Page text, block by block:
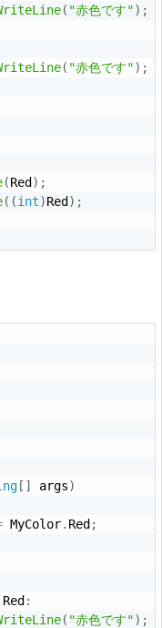
( "赤色です") ;
( "赤色です") ;
(Red ) ;
( (int)Red ) ;
[ ] args)
MyColor. Red ;
Red :
( "赤色です") ;